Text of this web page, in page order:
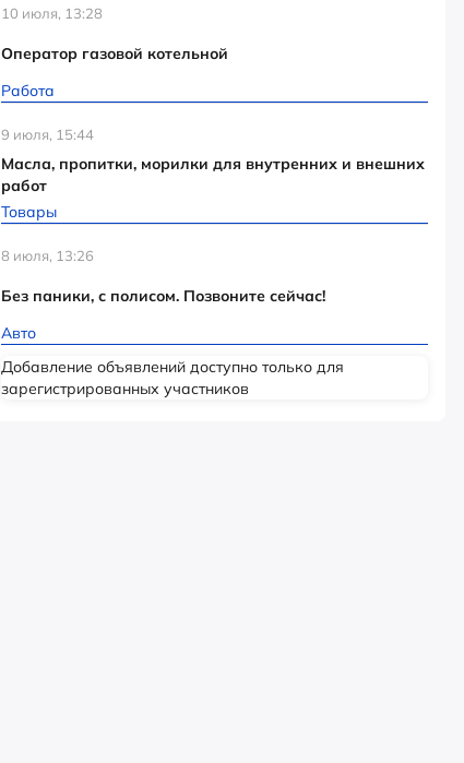
10 июля, 13:28
Оператор газовой котельной
Работа
9 июля, 15:44
Масла, пропитки, морилки для внутренних и внешних
работ
Товары
8 июля, 13:26
Без паники, с полисом. Позвоните сейчас!
Авто
Добавление объявлений доступно только для
зарегистрированных участников